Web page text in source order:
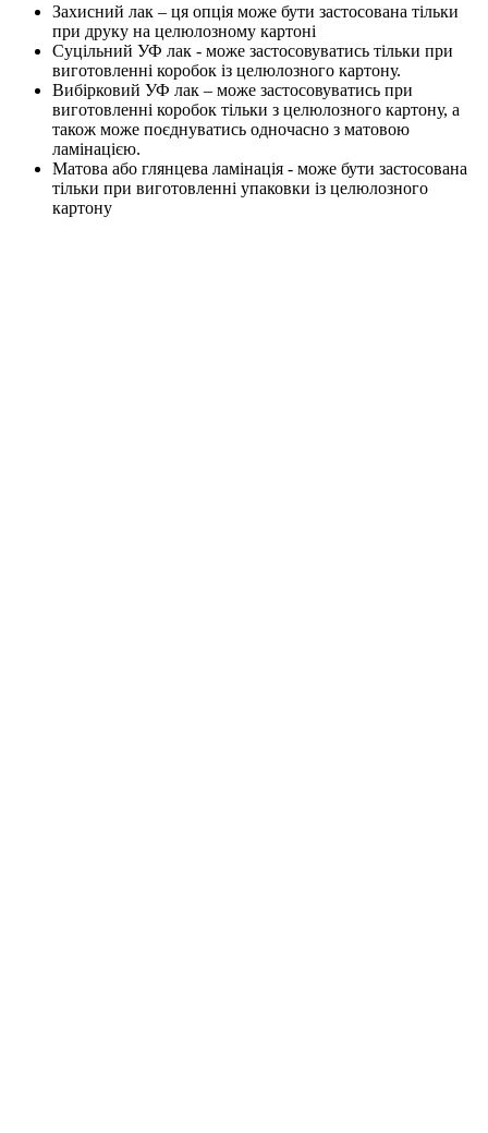
Захисний лак – ця опція може бути застосована тільки
при друку на целюлозному картоні
Суцільний УФ лак - може застосовуватись тільки при
виготовленні коробок із целюлозного картону.
Вибірковий УФ лак – може застосовуватись при
виготовленні коробок тільки з целюлозного картону, а
також може поєднуватись одночасно з матовою
ламінацією.
Матова або глянцева ламінація - може бути застосована
тільки при виготовленні упаковки із целюлозного
картону